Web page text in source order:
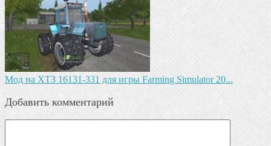
Мод на ХТЗ 16131-331 для игры Farming Simulator 20...
Добавить комментарий